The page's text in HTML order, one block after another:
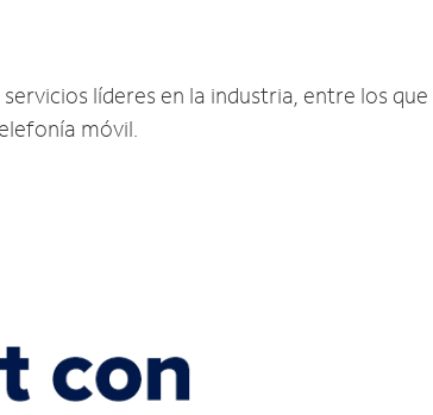
líderes en la industria, entre los
móvil.